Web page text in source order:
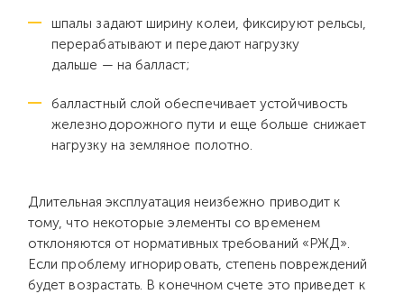
шпалы задают ширину колеи, фиксируют рельсы,
перерабатывают и передают нагрузку
дальше — на балласт;
балластный слой обеспечивает устойчивость
железнодорожного пути и еще больше снижает
нагрузку на земляное полотно.
Длительная эксплуатация неизбежно приводит к
тому, что некоторые элементы со временем
отклоняются от нормативных требований «РЖД».
Если проблему игнорировать, степень повреждений
будет возрастать. В конечном счете это приведет к